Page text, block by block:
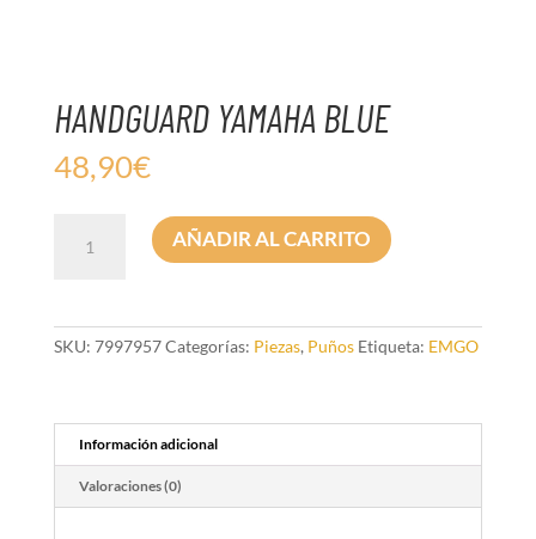
HANDGUARD YAMAHA BLUE
48,90€
YAMAHA
AÑADIR AL CARRITO
SKU: 7997957Categorías: Piezas, Puños Etiqueta: EMGO
Información adicional
Valoraciones (0)